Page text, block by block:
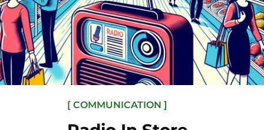
[ COMMUNICATION ]